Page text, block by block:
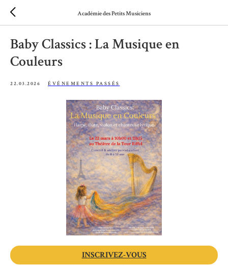
Académie des Petits Musiciens
Baby Classics : La Musique en
Couleurs
22.03.2026 ÉVÉNEMENTS PASSÉS
INSCRIVEZ-VOUS